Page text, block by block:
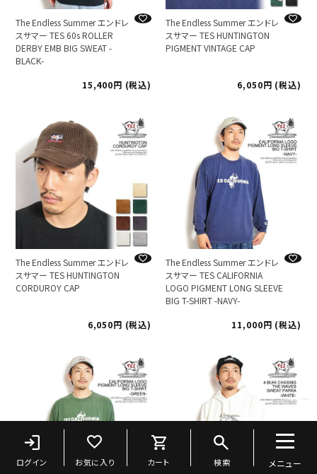
The Endless Summer エンドレ
スサマー TES 60s ROLLER
DERBY EMB BIG SWEAT -
BLACK-
15,400
税込
The Endless Summer エンドレ
スサマー TES HUNTINGTON
PIGMENT VINTAGE CAP
6,050 税込
The Endless Summer エンドレ
スサマー TES HUNTINGTON
CORDUROY CAP
6,050 税込
The Endless Summer エンドレ
スサマー TES CALIFORNIA
LOGO PIGMENT LONG SLEEVE
BIG T-SHIRT -NAVY-
11,000
税込